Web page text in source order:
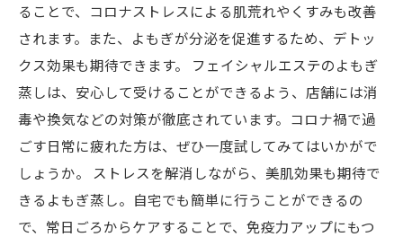
ることで、コロナストレスによる肌荒れやくすみも改善
されます。また、よもぎが分泌を促進するため、デトッ
クス効果も期待できます。 フェイシャルエステのよもぎ
蒸しは、安心して受けることができるよう、店舗には消
毒や換気などの対策が徹底されています。コロナ禍で過
ごす日常に疲れた方は、ぜひ一度試してみてはいかがで
しょうか。 ストレスを解消しながら、美肌効果も期待で
きるよもぎ蒸し。自宅でも簡単に行うことができるの
で、常日ごろからケアすることで、免疫力アップにもつ